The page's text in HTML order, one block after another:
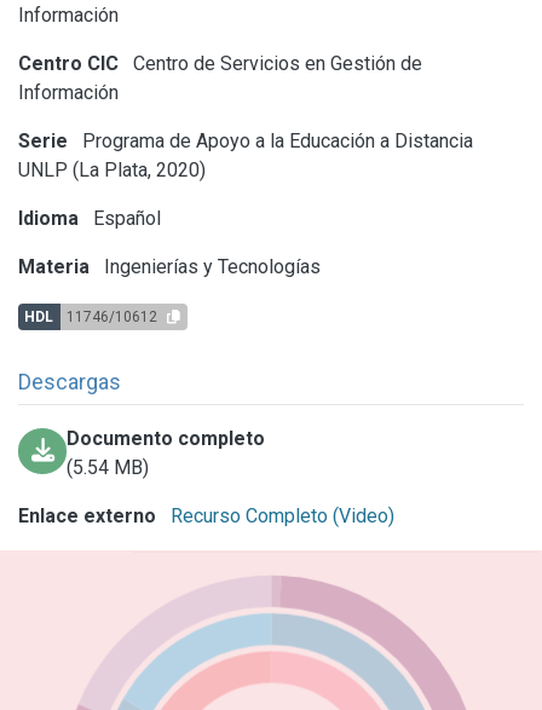
Información
Centro CIC
Centro de Servicios en Gestión de
Información
Serie
Programa de Apoyo a la Educación a Distancia
UNLP (La Plata, 2020)
Idioma Español
Materia Ingenierías y Tecnologías
HDL 11746/10612
Descargas
Documento completo
(5.54 MB)
Enlace externo Recurso Completo (Video)